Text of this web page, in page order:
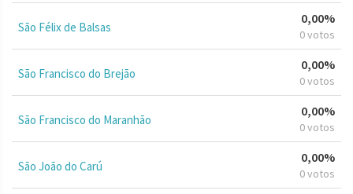
São Félix de Balsas
0,00%
0 votos
São Francisco do Brejão
0,00%
0 votos
São Francisco do Maranhão
0,00%
0 votos
São João do Carú
0,00%
0 votos